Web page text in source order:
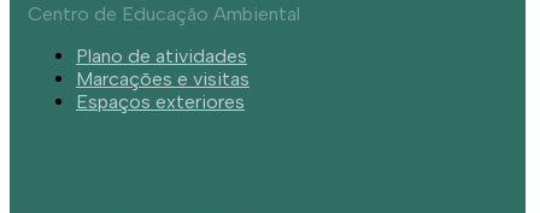
Centro de Educação Ambiental
Plano de atividades
Marcações e visitas
Espaços exteriores